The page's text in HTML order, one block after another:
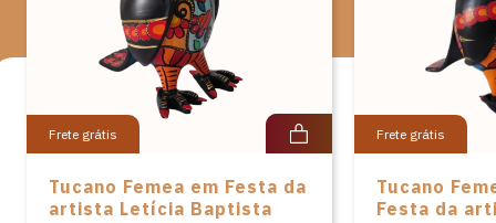
possui reconhecimento e apreço pelo mundo afora.
Medidas: A-16cm L-9cm P-9cm Peso:115 gramas
Frete grátis
Tucano Femea em Festa da
artista Letícia Baptista
Frete grátis
Tucano
Festa da